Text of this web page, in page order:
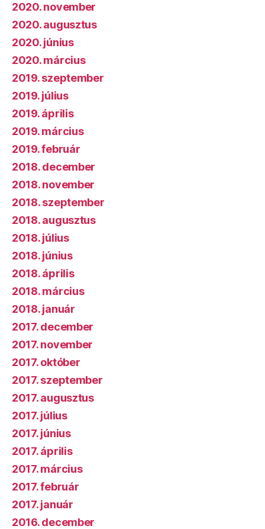
2020. november
2020. augusztus
2020. június
2020. március
2019. szeptember
2019. július
2019. április
2019. március
2019. február
2018. december
2018. november
2018. szeptember
2018. augusztus
2018. július
2018. június
2018. április
2018. március
2018. január
2017. december
2017. november
2017. október
2017. szeptember
2017. augusztus
2017. július
2017. június
2017. április
2017. március
2017. február
2017. január
2016. december